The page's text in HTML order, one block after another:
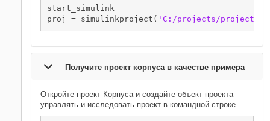
start_simulink
proj = simulinkproject( 'C:/projects/project1/
Получите проект корпуса в качестве примера
Откройте проект Корпуса и создайте объект проекта
управлять и исследовать проект в командной строке.